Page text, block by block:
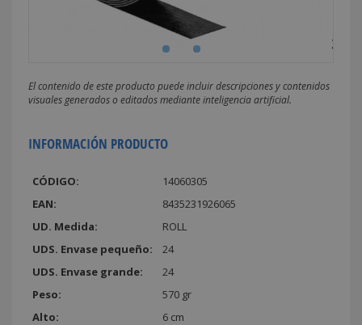
El contenido de este producto puede incluir descripciones y contenidos
visuales generados o editados mediante inteligencia artificial.
INFORMACIÓN PRODUCTO
CÓDIGO:
14060305
EAN:
8435231926065
UD. Medida:
ROLL
UDS. Envase pequeño:
24
UDS. Envase grande:
24
Peso:
570 gr
Alto:
6 cm